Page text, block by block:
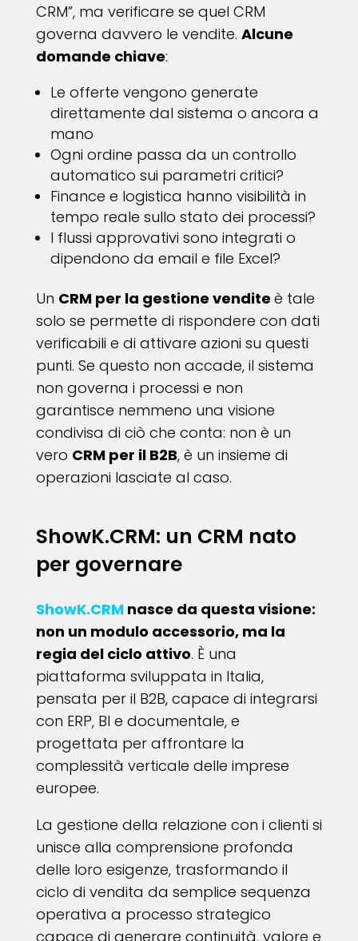
CRM”, ma verificare se quel CRM
governa davvero le vendite. Alcune
domande chiave:
Le offerte vengono generate
direttamente dal sistema o ancora a
mano
Ogni ordine passa da un controllo
automatico sui parametri critici?
Finance e logistica hanno visibilità in
tempo reale sullo stato dei processi?
I flussi approvativi sono integrati o
dipendono da email e file Excel?
Un CRM per la gestione vendite è tale
solo se permette di rispondere con dati
verificabili e di attivare azioni su questi
punti. Se questo non accade, il sistema
non governa i processi e non
garantisce nemmeno una visione
condivisa di ciò che conta: non è un
vero CRM per il B2B, è un insieme di
operazioni lasciate al caso.
ShowK.CRM: un CRM nato
per governare
ShowK.CRM nasce da questa visione:
non un modulo accessorio, ma la
regia del ciclo attivo. È una
piattaforma sviluppata in Italia,
pensata per il B2B, capace di integrarsi
con ERP, BI e documentale, e
progettata per affrontare la
complessità verticale delle imprese
europee.
La gestione della relazione con i clienti si
unisce alla comprensione profonda
delle loro esigenze, trasformando il
ciclo di vendita da semplice sequenza
operativa a processo strategico
capace di generare continuità, valore e